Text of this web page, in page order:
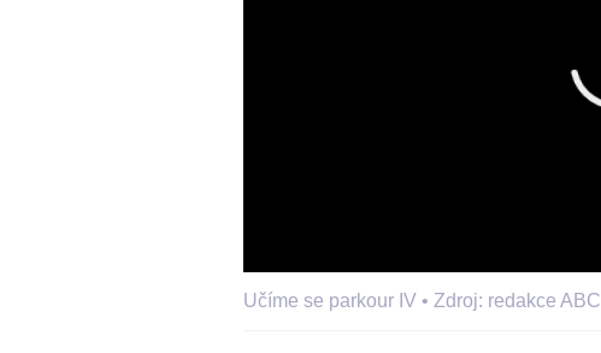
Učíme se parkour IV • Zdroj: redakce ABC